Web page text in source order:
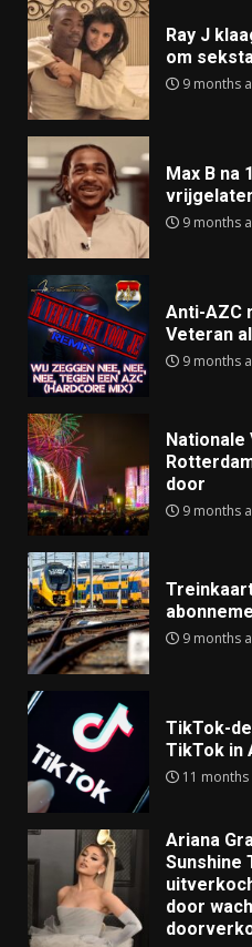
Ray J
om
9 months
Max B na
9 months
Anti-AZC
Veteran
9 months
Nationale
door
9 months
9 months
TikTok-
TikTok in
11 months
Ariana
Sunshine
door